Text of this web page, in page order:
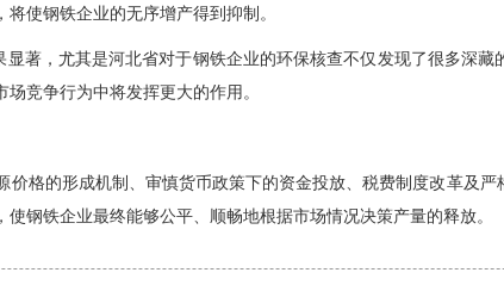
使钢铁企业的无序增产得到抑制。
，尤其是河北省对于钢铁企业的环保核查不仅发现了很多深
竞争行为中将发挥更大的作用。
格的形成机制、审慎货币政策下的资金投放、税费制度改革及
钢铁企业最终能够公平、顺畅地根据市场情况决策产量的释放。